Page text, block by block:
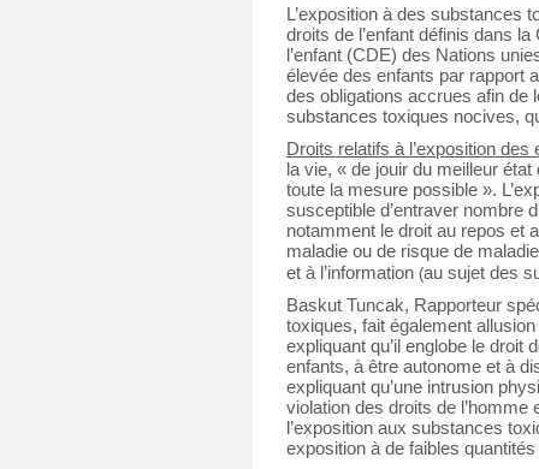
L’exposition à des substances
droits de l’enfant définis dans
l’enfant (CDE) des Nations
élevée des enfants par rapport
des obligations accrues afin de
substances toxiques nocives,
Droits relatifs à l’exposition des
la vie, « de jouir du meilleur
toute la mesure possible ».
susceptible d’entraver nombre
notamment le droit au repos et
maladie ou de risque de
et à l’information (au sujet des
Baskut Tuncak, Rapporteur
toxiques, fait également
expliquant qu’il englobe le droit
enfants, à être autonome et à
expliquant qu’une intrusion
violation des droits de
l’exposition aux substances
exposition à de faibles